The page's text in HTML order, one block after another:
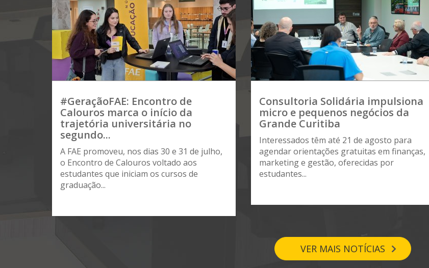
#GeraçãoFAE: Encontro de
Calouros marca o início da
trajetória universitária no
segundo...
A FAE promoveu, nos dias 30 e 31 de julho,
o Encontro de Calouros voltado aos
estudantes que iniciam os cursos de
graduação...
Consultoria Solidária impulsiona
micro e pequenos negócios da
Grande Curitiba
Interessados têm até 21 de agosto para
agendar orientações gratuitas em finanças,
marketing e gestão, oferecidas por
estudantes...
VER MAIS NOTÍCIAS